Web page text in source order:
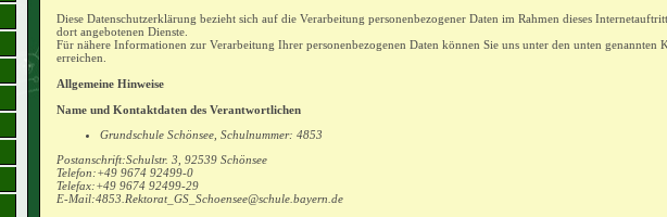
Diese Datenschutzerklärung bezieht sich auf die Verarbeitung personenbezogener Daten im Rahmen dieses
dort angebotenen Dienste.
Für nähere Informationen zur Verarbeitung Ihrer personenbezogenen Daten können Sie uns unter den unten genannten
erreichen.
Allgemeine Hinweise
Name und Kontaktdaten des Verantwortlichen
Grundschule Schönsee, Schulnummer: 4853
Postanschrift:Schulstr. 3, 92539 Schönsee
Telefon:+49 9674 92499-0
Telefax:+49 9674 92499-29
E-Mail:4853.Rektorat_GS_Schoensee@schule.bayern.de